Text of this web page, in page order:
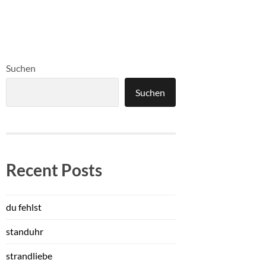
Suchen
Suchen
Recent Posts
du fehlst
standuhr
strandliebe